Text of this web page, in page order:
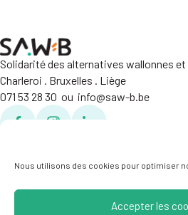
Nous utilisons des cookies pour optimiser
Accepter les
Solidarité des alternatives wallonnes
Charleroi . Bruxelles . Liège
071 53 28 30 ou info@saw-b.be
FacebookFacebookLinkedin
Crédits